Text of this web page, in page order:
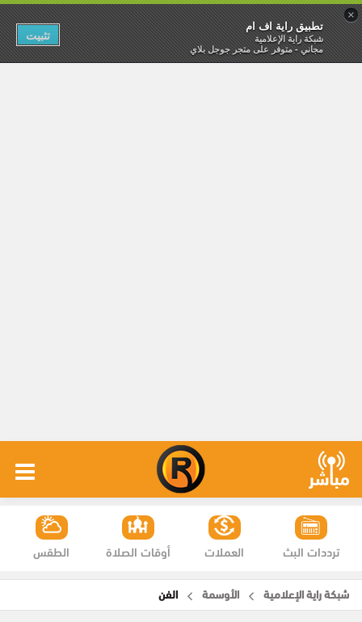
×
تطبيق راية اف ام
شبكة راية الإعلامية
مجاني - متوفر على متجر جوجل بلاي
تثبيت
الطقس أوقات الصلاة العملات ترددات البث
شبكة راية الإعلامية الأوسمة الفن